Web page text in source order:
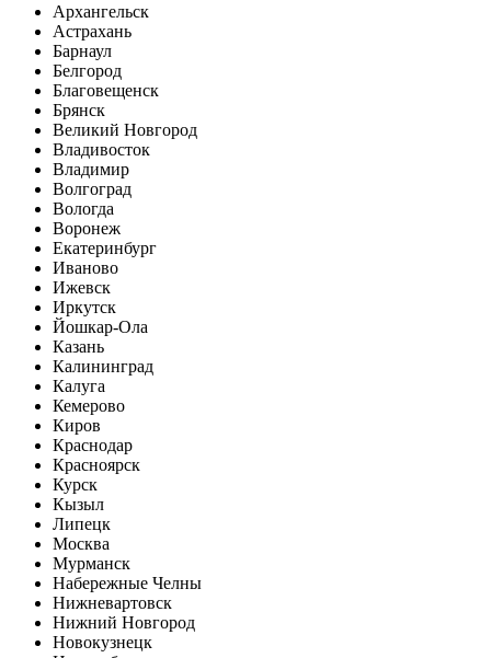
Архангельск
Астрахань
Барнаул
Белгород
Благовещенск
Брянск
Великий Новгород
Владивосток
Владимир
Волгоград
Вологда
Воронеж
Екатеринбург
Иваново
Ижевск
Иркутск
Йошкар-Ола
Казань
Калининград
Калуга
Кемерово
Киров
Краснодар
Красноярск
Курск
Кызыл
Липецк
Москва
Мурманск
Набережные Челны
Нижневартовск
Нижний Новгород
Новокузнецк